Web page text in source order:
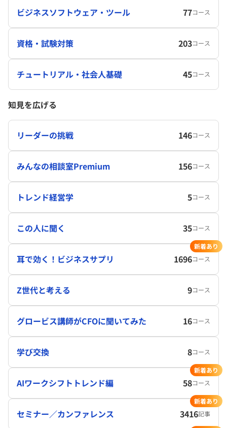
ビジネスソフトウェア・ツール 77コース
資格・試験対策 203コース
チュートリアル・社会人基礎 45コース
知見を広げる
リーダーの挑戦 146コース
みんなの相談室Premium 156コース
トレンド経営学 5コース
この人に聞く 35コース
耳で効く！ビジネスサプリ 1696コース
新着あり
Z世代と考える 9コース
グロービス講師がCFOに聞いてみた 16コース
学び交換 8コース
AIワークシフトトレンド編 58コース
新着あり
セミナー／カンファレンス 3416記事
新着あり